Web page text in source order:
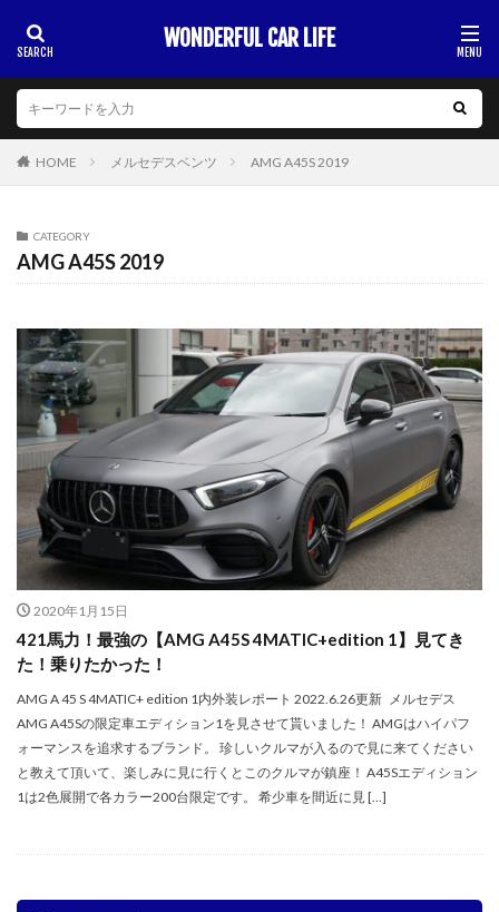
WONDERFUL CAR LIFE
HOME メルセデスベンツ AMG A45S 2019
CATEGORY
AMG A45S 2019
2020年1月15日
421馬力！最強の【AMG A45S 4MATIC+edition 1】見てき
た！乗りたかった！
AMG A 45 S 4MATIC+ edition 1内外装レポート 2022.6.26更新 メルセデス
AMG A45Sの限定車エディション1を見させて貰いました！ AMGはハイパフ
ォーマンスを追求するブランド。 珍しいクルマが入るので見に来てください
と教えて頂いて、楽しみに見に行くとこのクルマが鎮座！ A45Sエディション
1は2色展開で各カラー200台限定です。 希少車を間近に見 […]